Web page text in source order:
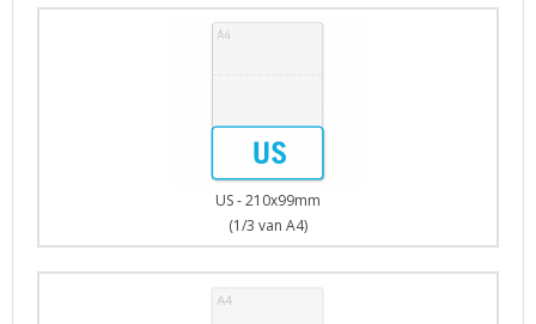
US - 210x99mm
(1/3 van A4)